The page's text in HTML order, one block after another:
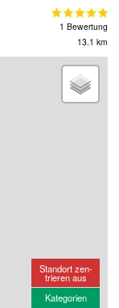
1 Bewertung
13.1 km
Standort zen-
trieren aus
Kategorien